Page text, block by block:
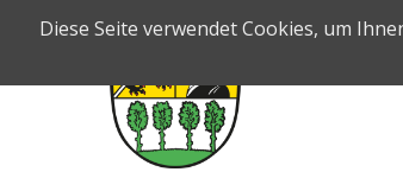
Diese Seite verwendet Cookies, um